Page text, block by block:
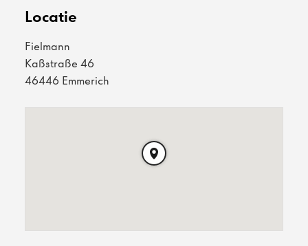
Locatie
Fielmann
Kaßstraße 46
46446 Emmerich